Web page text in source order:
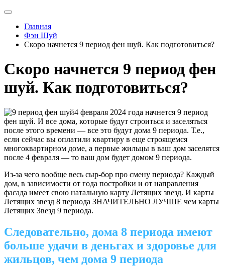
Главная
Фэн Шуй
Скоро начнется 9 период фен шуй. Как подготовиться?
Скоро начнется 9 период фен
шуй. Как подготовиться?
4 февраля 2024 года начнется 9 период
фен шуй. И все дома, которые будут строиться и заселяться
после этого времени — все это будут дома 9 периода. Т.е.,
если сейчас вы оплатили квартиру в еще строящемся
многоквартирном доме, а первые жильцы в ваш дом заселятся
после 4 февраля — то ваш дом будет домом 9 периода.
Из-за чего вообще весь сыр-бор про смену периода? Каждый
дом, в зависимости от года постройки и от направления
фасада имеет свою натальную карту Летящих звезд. И карты
Летящих звезд 8 периода ЗНАЧИТЕЛЬНО ЛУЧШЕ чем карты
Летящих Звезд 9 периода.
Следовательно, дома 8 периода имеют
больше удачи в деньгах и здоровье для
жильцов, чем дома 9 периода